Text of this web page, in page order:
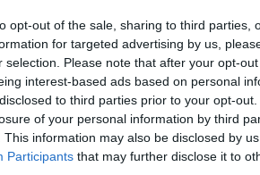
opt-out of the sale, sharing to third parties,
for targeted advertising by us,
selection. Please note that after your opt-
interest-based ads based on personal
to third parties prior to your opt-
of your personal information by third
This information may also be disclosed by
Participants that may further disclose it to
finanszírozott hallgatói létszám, ám az
és hányan kívánnak továbbtanulni - tette